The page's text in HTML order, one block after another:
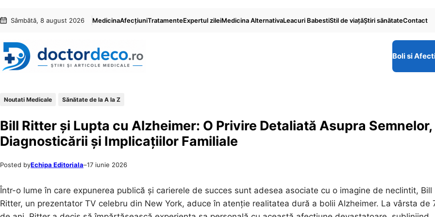
conținut
content
Sâmbătă, 8 august 2026 MedicinaAfecțiuniTratamenteExpertul zileiMedicina AlternativaLeacuri BabestiStil de viaţăŞtiri sănătateContact
Boli si
Noutati Medicale Sănătate de la A la Z
Bill Ritter și Lupta cu Alzheimer: O Privire Detaliată Asupra Semnelor,
Diagnosticării și Implicațiilor Familiale
Posted byEchipa Editoriala–17 iunie 2026
Într-o lume în care expunerea publică și carierele de succes sunt adesea asociate cu o imagine de neclintit, Bill
Ritter, un prezentator TV celebru din New York, aduce în atenție realitatea dură a bolii Alzheimer. La vârsta de